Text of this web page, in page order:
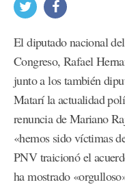
El diputado nacional
Congreso, Rafael
junto a los también
Matarí la actualidad
renuncia de Mariano
«hemos sido víctimas
PNV traicionó el
ha mostrado